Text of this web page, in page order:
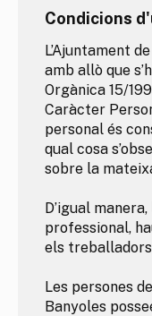
Condicions
L’Ajuntament
amb allò que
Orgànica 15/
Caràcter
personal és
qual cosa
sobre la
D’igual
professional,
els treballadors
Les persones
Banyoles